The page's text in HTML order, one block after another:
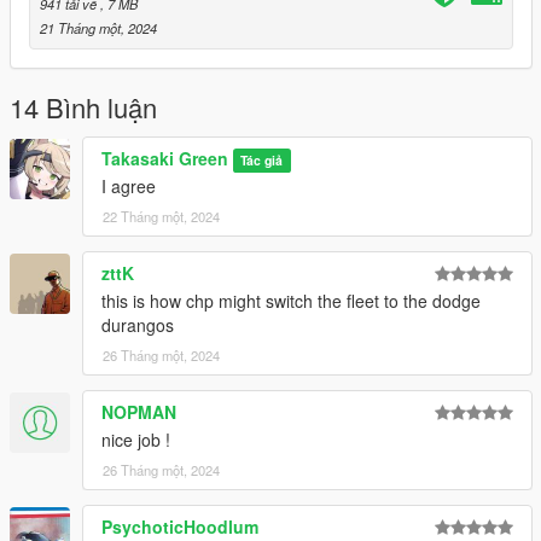
941 tải về, 7 MB
21 Tháng một, 2024
14 Bình luận
Takasaki Green Tác giả
I agree
22 Tháng một, 2024
zttK
this is how chp might switch the fleet to the dodge
durangos
26 Tháng một, 2024
NOPMAN
nice job !
26 Tháng một, 2024
PsychoticHoodlum